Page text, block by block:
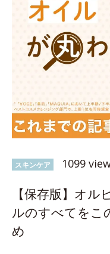
スキンケア 1099
【保存版】オ
ルのすべてをこ
め